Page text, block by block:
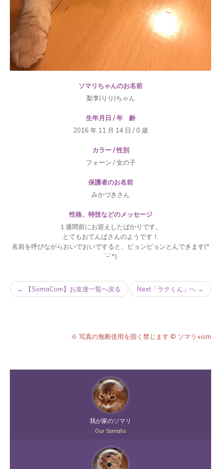
ソマリちゃんのお名前
梨李(りり)ちゃん
生年月日 / 年 齢
2016 年 11 月 14 日 / 0 歳
カラー / 性別
フォーン / 女の子
保護者のお名前
みかづきさん
性格、特技などのメッセージ
１週間前にお迎えしたばかりです。
とてもおてんばさんのようです！
名前を呼びながらおいでおいですると、ピョンピョンとんできます(*
´ｰ`*)
← 【SomaCom】お友達一覧へ戻る Next「ラテくん」へ →
※ 写真の無断使用を固く禁じます © ソマリ+ism
我が家のソマリ
Our Somalis